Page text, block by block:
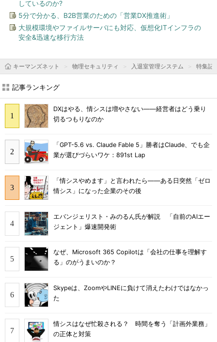
しているのか?
5分で分かる、B2B営業のための「営業DX推進術」
大規模環境やファイルサーバにも対応、仮想化ITインフラの
安全&迅速な移行方法
キーマンズネット 物理セキュリティ 入退室管理システム 特集記
記事ランキング
DXはやる、情シスは増やさない――経営者はどう乗り
切るつもりなのか
「GPT-5.6 vs. Claude Fable 5」勝者はClaude、でも企
業が選びづらいワケ：891st Lap
「情シスやめます」と言われたら――ある日突然「ゼロ
情シス」になった企業のその後
エバンジェリスト・みのるん氏が解説 「自前のAIエー
ジェント」爆速開発術
なぜ、Microsoft 365 Copilotは「会社の仕事を理解す
る」のがうまいのか？
Skypeは、ZoomやLINEに負けて消えたわけではなかっ
た
情シスはなぜ忙殺される？ 時間を奪う「計画外業務」
の正体と対策